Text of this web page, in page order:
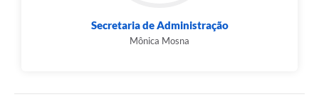
Secretaria de Administração
Mônica Mosna